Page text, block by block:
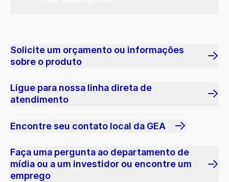
Solicite um orçamento ou informações
sobre o produto
Ligue para nossa linha direta de
atendimento
Encontre seu contato local da GEA
Faça uma pergunta ao departamento de
mídia ou a um investidor ou encontre um
emprego